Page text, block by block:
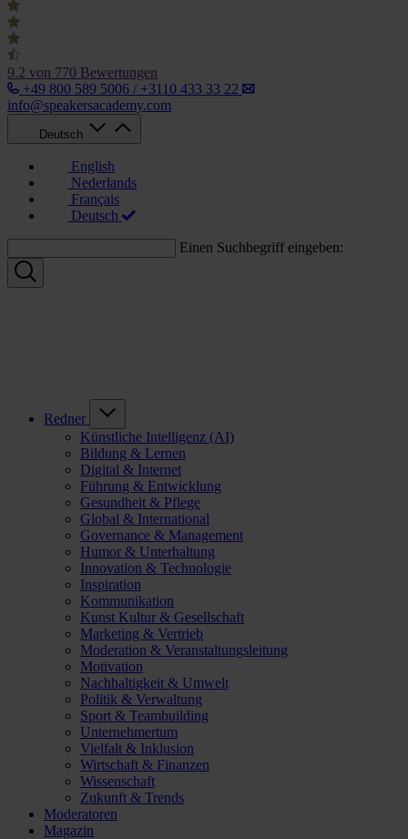
9.2 von 770 Bewertungen
+49 800 589 5006 / +3110 433 33 22
info@speakersacademy.com
Deutsch
English
Nederlands
Français
Deutsch
Einen Suchbegriff eingeben:
Redner
Künstliche Intelligenz (AI)
Bildung & Lernen
Digital & Internet
Führung & Entwicklung
Gesundheit & Pflege
Global & International
Governance & Management
Humor & Unterhaltung
Innovation & Technologie
Inspiration
Kommunikation
Kunst Kultur & Gesellschaft
Marketing & Vertrieb
Moderation & Veranstaltungsleitung
Motivation
Nachhaltigkeit & Umwelt
Politik & Verwaltung
Sport & Teambuilding
Unternehmertum
Vielfalt & Inklusion
Wirtschaft & Finanzen
Wissenschaft
Zukunft & Trends
Moderatoren
Magazin